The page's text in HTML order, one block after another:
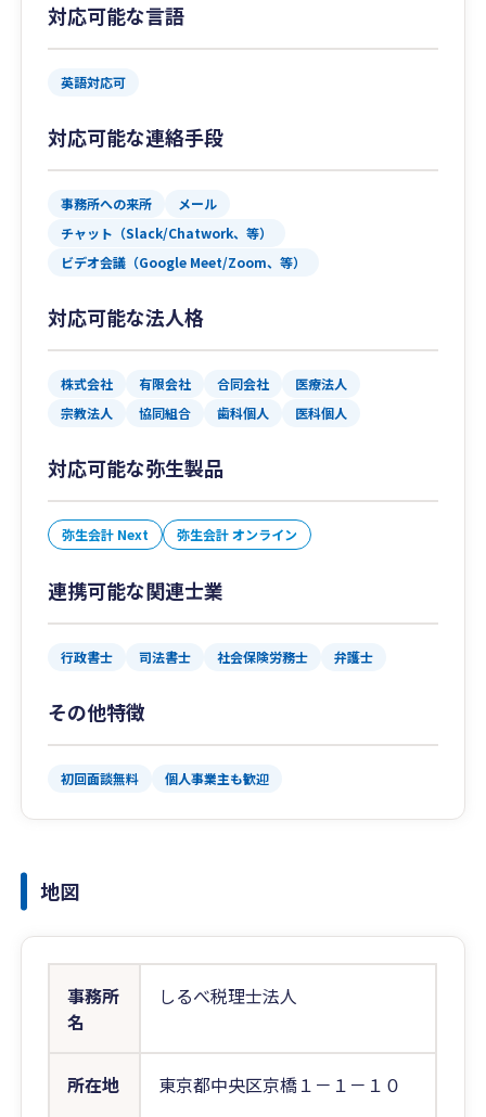
対応可能な言語
英語対応可
対応可能な連絡手段
事務所への来所
メール
チャット（Slack/Chatwork、等）
ビデオ会議（Google Meet/Zoom、等）
対応可能な法人格
株式会社 有限会社 合同会社
医療法人
宗教法人
協同組合 歯科個人 医科個人
対応可能な弥生製品
弥生会計 Next 弥生会計 オンライン
連携可能な関連士業
行政書士 司法書士 社会保険労務士 弁護士
その他特徴
初回面談無料 個人事業主も歓迎
地図
事務所
名
しるべ税理士法人
所在地 東京都中央区京橋１－１－１０